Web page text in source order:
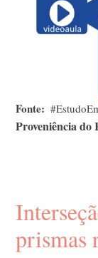
Fonte
Proveniência do
prismas